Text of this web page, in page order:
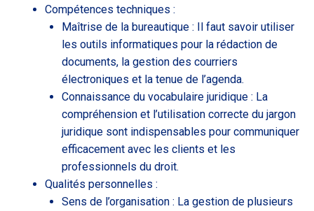
Compétences techniques :
Maîtrise de la bureautique : Il faut savoir utiliser
les outils informatiques pour la rédaction de
documents, la gestion des courriers
électroniques et la tenue de l’agenda.
Connaissance du vocabulaire juridique : La
compréhension et l’utilisation correcte du jargon
juridique sont indispensables pour communiquer
efficacement avec les clients et les
professionnels du droit.
Qualités personnelles :
Sens de l’organisation : La gestion de plusieurs